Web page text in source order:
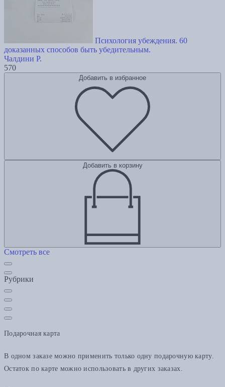
Психология убеждения. 60
доказанных способов быть убедительным.
Чалдини Р.
570
Добавить в избранное
Добавить в корзину
Смотреть все
Рубрики
Подарочная карта
В одном заказе можно применить только одну подарочную карту.
Остаток по карте можно использовать в других заказах.